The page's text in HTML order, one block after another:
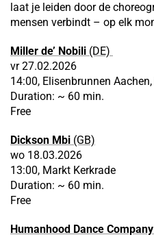
laat je leiden door de
mensen verbindt – op elk
Miller de’ Nobili (DE)
vr 27.02.2026
14:00, Elisenbrunnen
Duration: ~ 60 min.
Free
Dickson Mbi (GB)
wo 18.03.2026
13:00, Markt Kerkrade
Duration: ~ 60 min.
Free
Humanhood Dance Company